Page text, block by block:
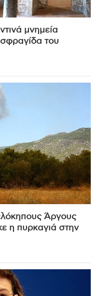
μνημεία
του
Άργους
η πυρκαγιά στην